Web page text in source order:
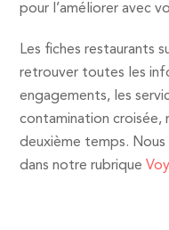
pour l’améliorer avec
Les fiches restaurants
retrouver toutes les
engagements, les
contamination croisée,
deuxième temps. Nous
dans notre rubrique